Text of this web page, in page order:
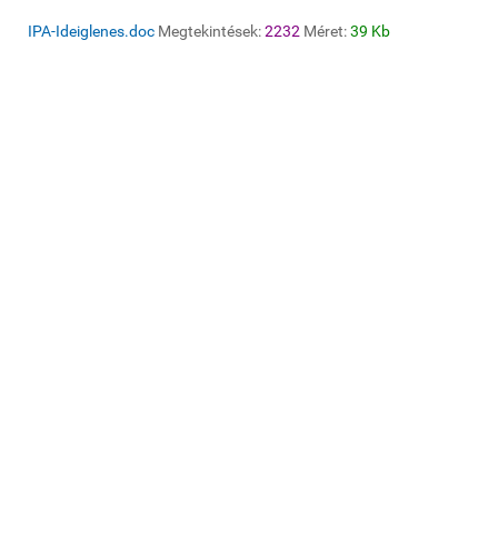
IPA-Ideiglenes.doc Megtekintések:2232 Méret:39 Kb